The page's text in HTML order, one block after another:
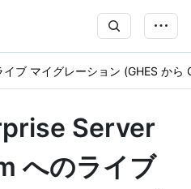
イブ マイグレーション (GHES から
Server
へのライブ